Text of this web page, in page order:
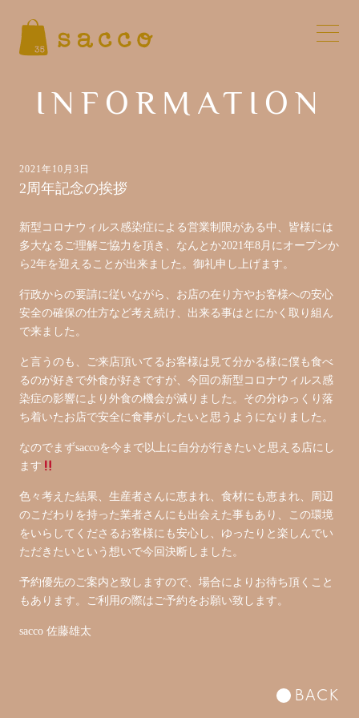
INFORMATION
2021年10月3日
2周年記念の挨拶
新型コロナウィルス感染症による営業制限がある中、皆様には
多大なるご理解ご協力を頂き、なんとか2021年8月にオープンか
ら2年を迎えることが出来ました。御礼申し上げます。
行政からの要請に従いながら、お店の在り方やお客様への安心
安全の確保の仕方など考え続け、出来る事はとにかく取り組ん
で来ました。
と言うのも、ご来店頂いてるお客様は見て分かる様に僕も食べ
るのが好きで外食が好きですが、今回の新型コロナウィルス感
染症の影響により外食の機会が減りました。その分ゆっくり落
ち着いたお店で安全に食事がしたいと思うようになりました。
なのでまずsaccoを今まで以上に自分が行きたいと思える店にし
ます
色々考えた結果、生産者さんに恵まれ、食材にも恵まれ、周辺
のこだわりを持った業者さんにも出会えた事もあり、この環境
をいらしてくださるお客様にも安心し、ゆったりと楽しんでい
ただきたいという想いで今回決断しました。
予約優先のご案内と致しますので、場合によりお待ち頂くこと
もあります。ご利用の際はご予約をお願い致します。
sacco 佐藤雄太
BACK